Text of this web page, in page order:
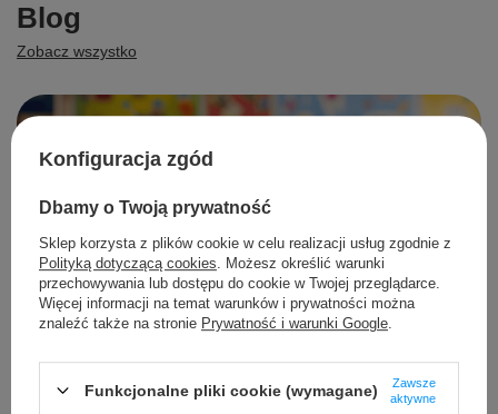
Blog
Zobacz wszystko
Konfiguracja zgód
Dbamy o Twoją prywatność
Sklep korzysta z plików cookie w celu realizacji usług zgodnie z
Polityką dotyczącą cookies . Możesz określić warunki
przechowywania lub dostępu do cookie w Twojej przeglądarce.
Więcej informacji na temat warunków i prywatności można
znaleźć także na stronie Prywatność i warunki Google
Funkcjonalne pliki cookie (wymagane)
Zawsze
aktywne